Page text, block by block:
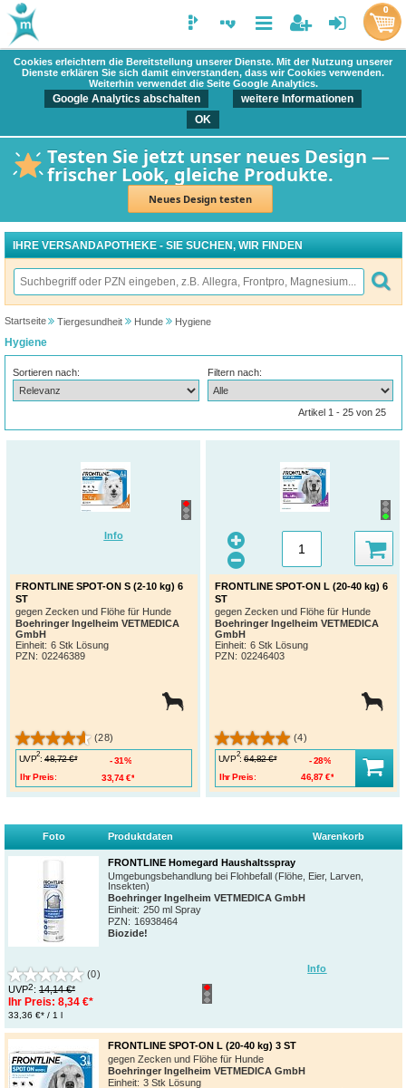
Cookies erleichtern die Bereitstellung unserer Dienste. Mit der Nutzung unserer
Dienste erklären Sie sich damit einverstanden, dass wir Cookies verwenden.
Weiterhin verwendet die Seite Google Analytics.
Google Analytics abschalten
weitere Informationen
OK
Testen Sie jetzt unser neues Design —
frischer Look, gleiche Produkte.
Neues Design testen
0
IHRE VERSANDAPOTHEKE - SIE SUCHEN, WIR FINDEN
Startseite Tiergesundheit Hunde Hygiene
Hygiene
Sortieren nach: Filtern nach:
Artikel 1 - 25 von 25
Info
FRONTLINE SPOT-ON S (2-10 kg) 6
ST
gegen Zecken und Flöhe für Hunde
Boehringer Ingelheim VETMEDICA
GmbH
Einheit: 6 Stk Lösung
PZN : 02246389
(28)
UVP
2
: 48,72 €*
Ihr Preis:
33,74 €*
31%
FRONTLINE SPOT-ON L (20-40 kg) 6
ST
gegen Zecken und Flöhe für Hunde
Boehringer Ingelheim VETMEDICA
GmbH
Einheit: 6 Stk Lösung
PZN : 02246403
(4)
UVP
2
: 64,82 €*
Ihr Preis:
46,87 €*
28%
Foto Produktdaten Warenkorb
Info
FRONTLINE Homegard Haushaltsspray
Umgebungsbehandlung bei Flohbefall (Flöhe, Eier, Larven,
Insekten)
Boehringer Ingelheim VETMEDICA GmbH
Einheit: 250 ml Spray
PZN: 16938464
Biozide!
(0)
UVP2: 14,14 €*
Ihr Preis: 8,34 €*
33,36 €* / 1 l
FRONTLINE SPOT-ON L (20-40 kg) 3 ST
gegen Zecken und Flöhe für Hunde
Boehringer Ingelheim VETMEDICA GmbH
Einheit: 3 Stk Lösung